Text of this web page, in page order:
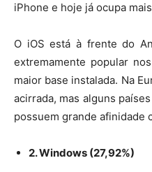
iPhone e hoje já ocupa
O iOS está à frente do
extremamente popular
maior base instalada. Na
acirrada, mas alguns
possuem grande afinidade
2. Windows (27,92%)